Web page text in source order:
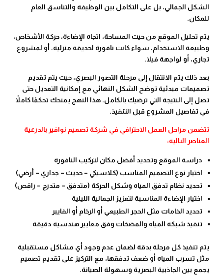
الشكل الجمالي، بل على التكامل بين الوظيفة والتناسق العام
للمكان.
يتم تحليل الموقع من حيث المساحة، اتجاه الإضاءة، حركة الأشخاص،
وطبيعة الاستخدام، سواء كانت نافورة لحديقة منزلية، أو لمشروع
تجاري، أو لواجهة فيلا.
بعد ذلك يتم الانتقال إلى مرحلة التصور البصري، حيث يتم تقديم
تصميمات مبدئية توضح الشكل النهائي مع إمكانية التعديل حتى
تصل إلى النتيجة التي ترضيك بالكامل. هذا النهج يمنحك تحكمًا كاملاً
في تفاصيل المشروع قبل التنفيذ.
تتضمن مراحل العمل الاحترافي في شركة تصميم نوافير بالدرعية
العناصر التالية:
دراسة الموقع وتحديد أفضل مكان لتركيب النافورة
اختيار نوع التصميم المناسب (كلاسيكي – حديث – جداري – أرضي)
تحديد نظام تدفق المياه وشكل الحركة (متدفق – متدرج – راقص)
اختيار الإضاءة المناسبة لتعزيز الجمالية الليلية
تحديد الخامات مثل الحجر الطبيعي أو الرخام أو الفايبر
تنفيذ شبكة المياه والمضخات وفق معايير هندسية دقيقة
يتم تنفيذ كل مرحلة بدقة لضمان عدم وجود أي مشاكل مستقبلية
مثل تسرب المياه أو ضعف تدفقها، مع التركيز على تقديم تصميم
يجمع بين الجاذبية البصرية وسهولة الصيانة.